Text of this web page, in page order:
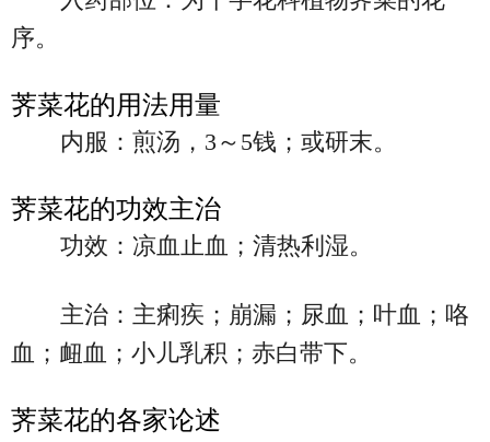
序。
荠菜花的用法用量
内服：煎汤，3～5钱；或研末。
荠菜花的功效主治
功效：凉血止血；清热利湿。
主治：主痢疾；崩漏；尿血；叶血；咯
血；衄血；小儿乳积；赤白带下。
荠菜花的各家论述